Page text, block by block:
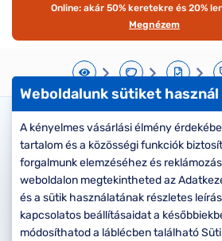
útmutató
Női
Gyermek
Férfi
Online: akár 50% keretekre és 20%
Megnézem
Kérjük válassza ki a
típusát
Weboldalunk sütiket használ
A kényelmes vásárlási élmény
tartalom és a közösségi funkciók
forgalmunk elemzéséhez és
weboldalon megtekintheted az
és a sütik használatának részletes
kapcsolatos beállításaidat a
módosíthatod a láblécben található